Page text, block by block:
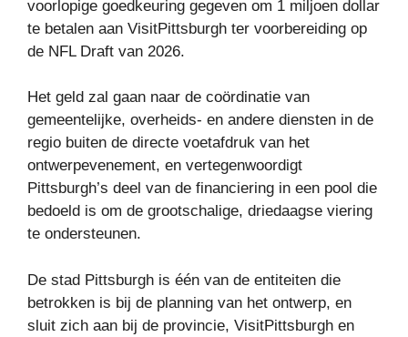
voorlopige goedkeuring gegeven om 1 miljoen dollar
te betalen aan VisitPittsburgh ter voorbereiding op
de NFL Draft van 2026.
Het geld zal gaan naar de coördinatie van
gemeentelijke, overheids- en andere diensten in de
regio buiten de directe voetafdruk van het
ontwerpevenement, en vertegenwoordigt
Pittsburgh’s deel van de financiering in een pool die
bedoeld is om de grootschalige, driedaagse viering
te ondersteunen.
De stad Pittsburgh is één van de entiteiten die
betrokken is bij de planning van het ontwerp, en
sluit zich aan bij de provincie, VisitPittsburgh en